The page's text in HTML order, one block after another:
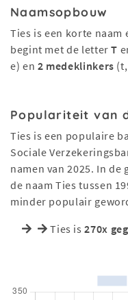
Naamsopbouw
Ties is een korte
begint met de letterT
e) en 2 medeklinkers
Populariteit van
Ties is een populaire
Sociale
namen van 2025. In
de naam Ties tussen
minder populair
Ties is270x